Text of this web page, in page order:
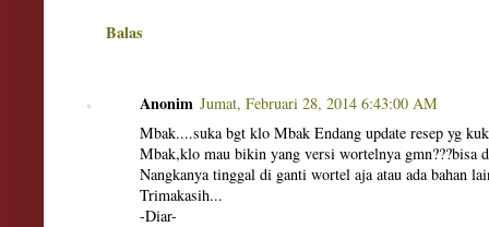
Balas
Anonim Jumat, Februari 28, 2014 6:43:00 AM
Mbak....suka bgt klo Mbak Endang update resep yg
Mbak,klo mau bikin yang versi wortelnya gmn???bisa
Nangkanya tinggal di ganti wortel aja atau ada bahan
Trimakasih...
-Diar-